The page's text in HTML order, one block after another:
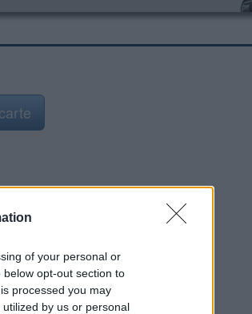
of your personal or
opt-out section to
processed you may
by us or personal